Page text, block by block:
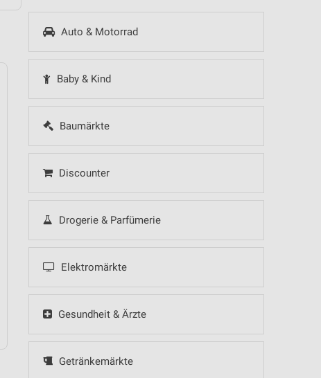
Auto & Motorrad
Baby & Kind
Baumärkte
Discounter
Drogerie & Parfümerie
Elektromärkte
Gesundheit & Ärzte
Getränkemärkte